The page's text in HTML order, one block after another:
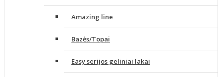
Amazing line
Bazės/Topai
Easy serijos geliniai lakai